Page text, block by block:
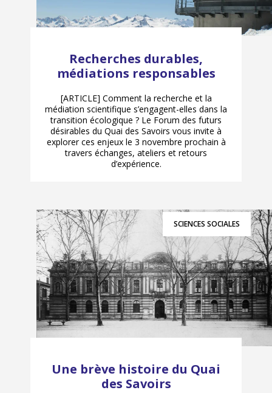
Recherches durables,
médiations responsables
[ARTICLE] Comment la recherche et la
médiation scientifique s’engagent-elles dans la
transition écologique ? Le Forum des futurs
désirables du Quai des Savoirs vous invite à
explorer ces enjeux le 3 novembre prochain à
travers échanges, ateliers et retours
d’expérience.
SCIENCES SOCIALES
Une brève histoire du Quai
des Savoirs